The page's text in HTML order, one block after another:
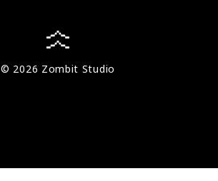
© 2026 Zombit Studio